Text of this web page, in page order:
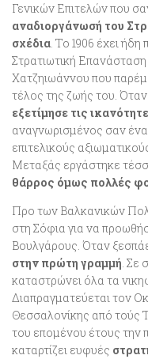
Γενικών Επιτελών που
αναδιοργάνωσή του
σχέδια. Το 1906 έχει ήδη
Στρατιωτική
Χατζηιωάννου που
τέλος της ζωής του.
εξετίμησε τις
αναγνωρισμένος σαν
επιτελικούς
Μεταξάς εργάστηκε
θάρρος όμως πολλές
Προ των Βαλκανικών
στη Σόφια για να
Βουλγάρους. Όταν
στην πρώτη γραμμή. Σε
καταστρώνει όλα τα
Διαπραγματεύεται τον
Θεσσαλονίκης από τούς
του επομένου έτους την
καταρτίζει ευφυές